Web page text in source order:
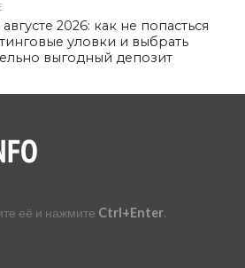
2026: как не попасться
уловки и выбрать
выгодный депозит
её и нажмите Ctrl+Enter.